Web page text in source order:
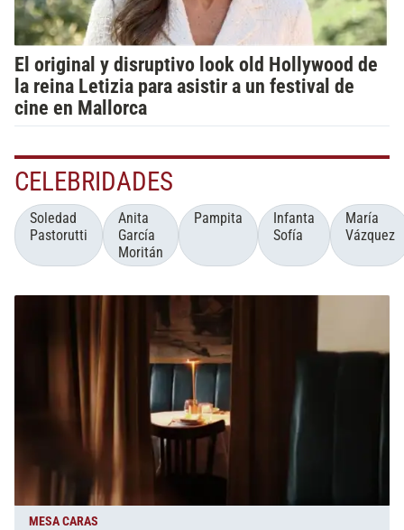
El original y disruptivo look old Hollywood de
la reina Letizia para asistir a un festival de
cine en Mallorca
CELEBRIDADES
Soledad
Pastorutti
Anita
García
Moritán
Pampita
Infanta
Sofía
María
Vázquez
MESA CARAS